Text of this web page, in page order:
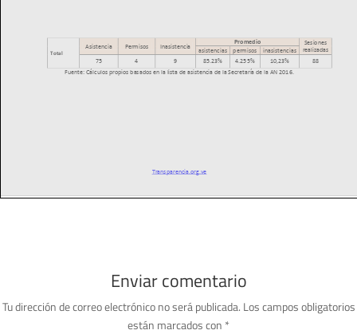
Enviar comentario
Tu dirección de correo electrónico no será publicada. Los campos obligatorios
están marcados con *